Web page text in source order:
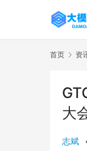
首页 资
大
志斌